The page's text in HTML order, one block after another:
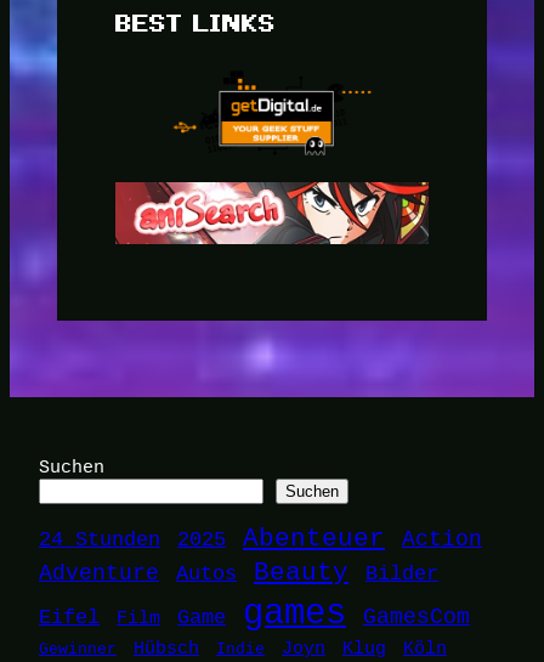
BEST LINKS
Suchen
Suchen
24 Stunden 2025 Abenteuer
Action
Adventure
Autos Beauty
Bilder
Eifel
Film Game games GamesCom
Gewinner Hübsch Indie Joyn Klug Köln